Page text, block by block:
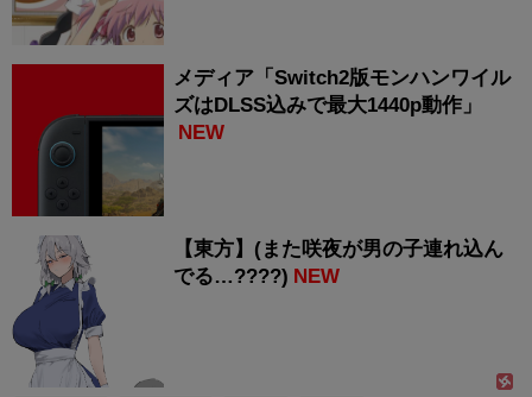
メディア「Switch2版モンハンワイル
ズはDLSS込みで最大1440p動作」
NEW
【東方】(また咲夜が男の子連れ込ん
でる…????) NEW